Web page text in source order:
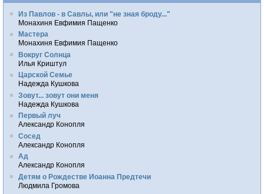
Из Павлов - в Савлы, или "не зная броду..."
Монахиня Евфимия Пащенко
Мастера
Монахиня Евфимия Пащенко
Вокруг Солнца
Илья Криштул
Царской Семье
Надежда Кушкова
Зовут... зовут они меня
Надежда Кушкова
Первый луч
Александр Конопля
Сосед
Александр Конопля
Ад
Александр Конопля
Детям о Рождестве Иоанна Предтечи
Людмила Громова